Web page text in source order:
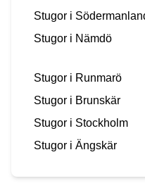
Stugor i
Stugor i Nämdö
Stugor i Runmarö
Stugor i Brunskär
Stugor i Stockholm
Stugor i Ängskär